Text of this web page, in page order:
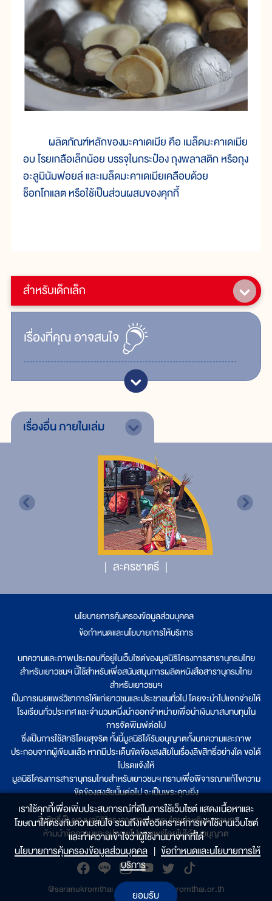
สำหรับเด็กเล็ก
เรื่ิองที่คุณอาจสนใจ
ผลิตภัณฑ์หลักของมะคาเดเมีย คือ เมล็ดมะคาเดเมีย
อบ โรยเกลือเล็กน้อย บรรจุในกระป๋อง ถุงพลาสติก หรือถุง
อะลูมินัมฟอยล์ และเมล็ดมะคาเดเมียเคลือบด้วย
ช็อกโกแลต หรือใช้เป็นส่วนผสมของคุกกี้
เรื่องอื่นภายในเล่ม
ละครชาตรี
นโยบายการคุ้มครองข้อมูลส่วนบุคคล
ข้อกำหนดและนโยบายการให้บริการ
บทความและภาพประกอบที่อยู่ในเว็บไซต์ของมูลนิธิโครงการสารานุกรมไทย
สำหรับเยาวชนฯ นี้ใช้สำหรับเพื่อสนับสนุนการผลิตหนังสือสารานุกรมไทย
สำหรับเยาวชนฯ
เป็นการเผยแพร่วิชาการให้แก่เยาวชนและประชาชนทั่วไป โดยจะนำไปแจกจ่ายให้
โรงเรียนทั่วประเทศ และจำนวนหนึ่งนำออกจำหน่ายเพื่อนำเงินมาสมทบทุนใน
การจัดพิมพ์ต่อไป
ซึ่งเป็นการใช้สิทธิโดยสุจริต ทั้งนี้มูลนิธิได้รับอนุญาตทั้งบทความและภาพ
ประกอบจากผู้เขียนแล้ว หากมีประเด็นขัดข้องสงสัยในเรื่องลิขสิทธิ์อย่างใด ขอได้
โปรดแจ้งให้
มูลนิธิโครงการสารานุกรมไทยสำหรับเยาวชนฯ ทราบเพื่อพิจารณาแก้ไขความ
ขัดข้องสงสัยนั้นต่อไป จะเป็นพระคุณยิ่ง
ลิขสิทธิ์เป็นของมูลนิธิโครงการสารานุกรมไทยสำหรับเยาวชนฯ
ห้ามนำข้อความและรูปภาพไปเผยแพร่โดยไม่ได้รับอนุญาต
@saranukromthai | www.saranukromthai.or.th
เราใช้คุกกี้เพื่อเพิ่มประสบการณ์ที่ดีในการใช้เว็บไซต์ แสดงเนื้อหาและ
โฆษณาให้ตรงกับความสนใจ รวมถึงเพื่อวิเคราะห์การเข้าใช้งานเว็บไซต์
และทำความเข้าใจว่าผู้ใช้งานมาจากที่ใด๋
นโยบายการคุ้มครองข้อมูลส่วนบุคคล | ข้อกำหนดและนโยบายการให้
บริการ
ยอมรับ